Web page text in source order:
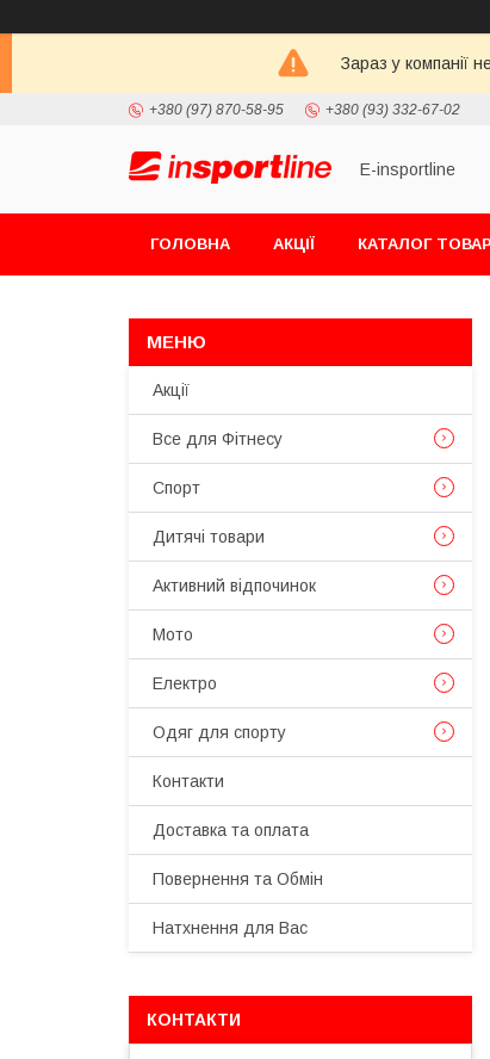
Зараз у компанії
+380 (97) 870-58-95 +380 (93) 332-67-02
E-insportline
ГОЛОВНА АКЦІЇ КАТАЛОГ
Акції
Все для Фітнесу
Спорт
Дитячі товари
Активний відпочинок
Мото
Електро
Одяг для спорту
Контакти
Доставка та оплата
Повернення та Обмін
Натхнення для Вас
КОНТАКТИ